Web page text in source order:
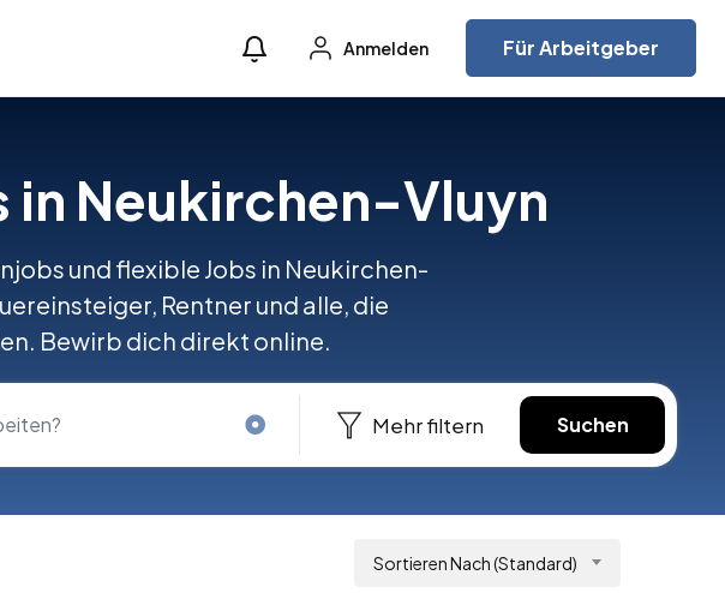
Anmelden Für Arbeitgeber
Neukirchen-Vluyn
und flexible Jobs in Neukirchen-
Rentner und alle, die
Bewirb dich direkt online.
Mehr filtern Suchen
Sortieren Nach (Standard)